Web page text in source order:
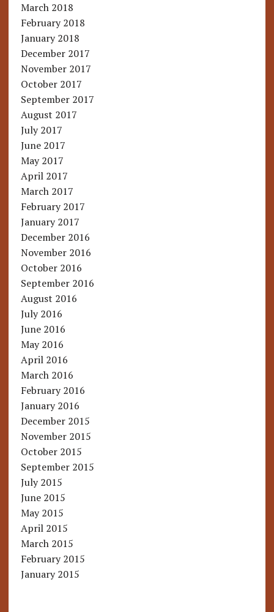
March 2018
February 2018
January 2018
December 2017
November 2017
October 2017
September 2017
August 2017
July 2017
June 2017
May 2017
April 2017
March 2017
February 2017
January 2017
December 2016
November 2016
October 2016
September 2016
August 2016
July 2016
June 2016
May 2016
April 2016
March 2016
February 2016
January 2016
December 2015
November 2015
October 2015
September 2015
July 2015
June 2015
May 2015
April 2015
March 2015
February 2015
January 2015